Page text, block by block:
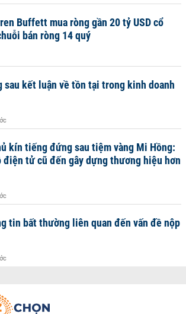
Buffett mua ròng gần 20 tỷ USD cổ
bán ròng 14 quý
sau kết luận về tồn tại trong kinh doanh
kín tiếng đứng sau tiệm vàng Mi Hồng:
điện tử cũ đến gây dựng thương hiệu hơn
tin bất thường liên quan đến vấn đề nộp